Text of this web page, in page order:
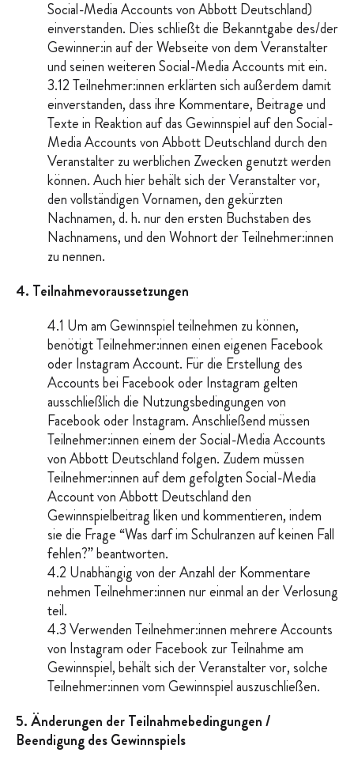
Social-Media Accounts von Abbott Deutschland)
einverstanden. Dies schließt die Bekanntgabe des/der
Gewinner:in auf der Webseite von dem Veranstalter
und seinen weiteren Social-Media Accounts mit ein.
3.12 Teilnehmer:innen erklärten sich außerdem damit
einverstanden, dass ihre Kommentare, Beitrage und
Texte in Reaktion auf das Gewinnspiel auf den Social-
Media Accounts von Abbott Deutschland durch den
Veranstalter zu werblichen Zwecken genutzt werden
können. Auch hier behält sich der Veranstalter vor,
den vollständigen Vornamen, den gekürzten
Nachnamen, d. h. nur den ersten Buchstaben des
Nachnamens, und den Wohnort der Teilnehmer:innen
zu nennen.
4. Teilnahmevoraussetzungen
4.1 Um am Gewinnspiel teilnehmen zu können,
benötigt Teilnehmer:innen einen eigenen Facebook
oder Instagram Account. Für die Erstellung des
Accounts bei Facebook oder Instagram gelten
ausschließlich die Nutzungsbedingungen von
Facebook oder Instagram. Anschließend müssen
Teilnehmer:innen einem der Social-Media Accounts
von Abbott Deutschland folgen. Zudem müssen
Teilnehmer:innen auf dem gefolgten Social-Media
Account von Abbott Deutschland den
Gewinnspielbeitrag liken und kommentieren, indem
sie die Frage “Was darf im Schulranzen auf keinen Fall
fehlen?” beantworten.
4.2 Unabhängig von der Anzahl der Kommentare
nehmen Teilnehmer:innen nur einmal an der Verlosung
teil.
4.3 Verwenden Teilnehmer:innen mehrere Accounts
von Instagram oder Facebook zur Teilnahme am
Gewinnspiel, behält sich der Veranstalter vor, solche
Teilnehmer:innen vom Gewinnspiel auszuschließen.
5. Änderungen der Teilnahmebedingungen /
Beendigung des Gewinnspiels